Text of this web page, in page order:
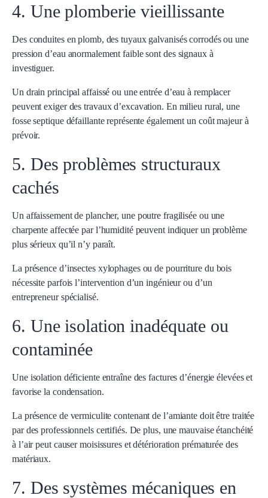
4. Une plomberie vieillissante
Des conduites en plomb, des tuyaux galvanisés corrodés ou une
pression d’eau anormalement faible sont des signaux à
investiguer.
Un drain principal affaissé ou une entrée d’eau à remplacer
peuvent exiger des travaux d’excavation. En milieu rural, une
fosse septique défaillante représente également un coût majeur à
prévoir.
5. Des problèmes structuraux
cachés
Un affaissement de plancher, une poutre fragilisée ou une
charpente affectée par l’humidité peuvent indiquer un problème
plus sérieux qu’il n’y paraît.
La présence d’insectes xylophages ou de pourriture du bois
nécessite parfois l’intervention d’un ingénieur ou d’un
entrepreneur spécialisé.
6. Une isolation inadéquate ou
contaminée
Une isolation déficiente entraîne des factures d’énergie élevées et
favorise la condensation.
La présence de vermiculite contenant de l’amiante doit être traitée
par des professionnels certifiés. De plus, une mauvaise étanchéité
à l’air peut causer moisissures et détérioration prématurée des
matériaux.
7. Des systèmes mécaniques en